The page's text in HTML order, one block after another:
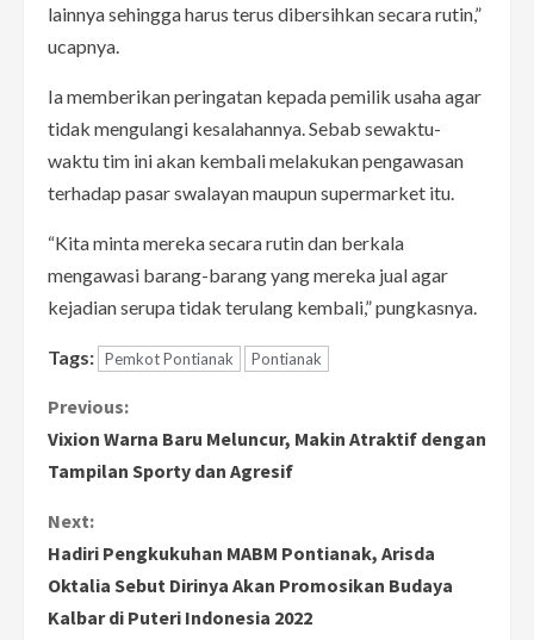
lainnya sehingga harus terus dibersihkan secara rutin,”
ucapnya.
Ia memberikan peringatan kepada pemilik usaha agar
tidak mengulangi kesalahannya. Sebab sewaktu-
waktu tim ini akan kembali melakukan pengawasan
terhadap pasar swalayan maupun supermarket itu.
“Kita minta mereka secara rutin dan berkala
mengawasi barang-barang yang mereka jual agar
kejadian serupa tidak terulang kembali,” pungkasnya.
Tags: Pemkot Pontianak Pontianak
C
o
n
t
i
Previous:
Vixion Warna Baru Meluncur, Makin Atraktif dengan
Tampilan Sporty dan Agresif
Next:
Hadiri Pengkukuhan MABM Pontianak, Arisda
Oktalia Sebut Dirinya Akan Promosikan Budaya
Kalbar di Puteri Indonesia 2022